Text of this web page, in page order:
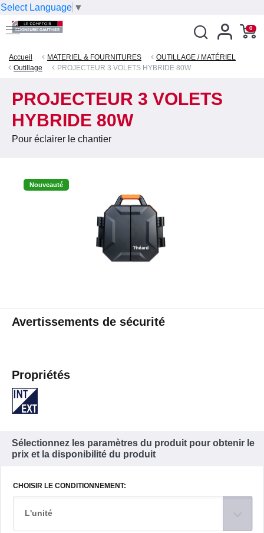
Select Language ▼
0
Accueil MATERIEL & FOURNITURES
OUTILLAGE / MATÉRIEL
Outillage
PROJECTEUR 3 VOLETS HYBRIDE 80W
PROJECTEUR 3 VOLETS
HYBRIDE 80W
Pour éclairer le chantier
Nouveauté
Avertissements de sécurité
Propriétés
Sélectionnez les paramètres du produit pour obtenir le
prix et la disponibilité du produit
CHOISIR LE CONDITIONNEMENT:
L'unité